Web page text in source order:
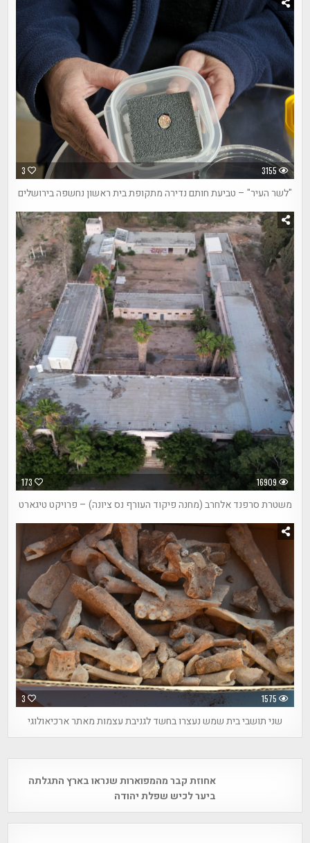
3 3155
"לשר העיר" – טביעת חותם נדירה מתקופת בית ראשון נחשפה בירושלים
173 16909
משטרת סרפנד אלחרב (מחנה פיקוד העורף נס ציונה) – פרויקט טיגארט
3 1575
שני תושבי בית שמש נעצרו בחשד לגניבת עצמות מאתר ארכיאולוגי
navigationאחוזת קבר מהמפוארות שנראו בארץ התגלתה
ביער לכיש שפלת יהודה